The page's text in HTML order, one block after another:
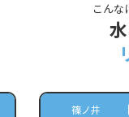
こん
安茂里小市